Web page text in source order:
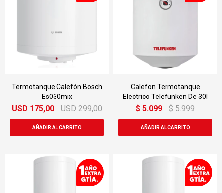
Termotanque Calefón Bosch
Es030mix
USD 175,00 USD 299,00
Calefon Termotanque
Electrico Telefunken De 30l
$ 5.099 $ 5.999